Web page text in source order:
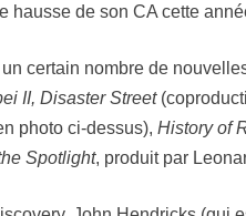
hausse de son CA cette
certain nombre de
II, Disaster Street
photo ci-dessus),History of
Spotlight, produit par